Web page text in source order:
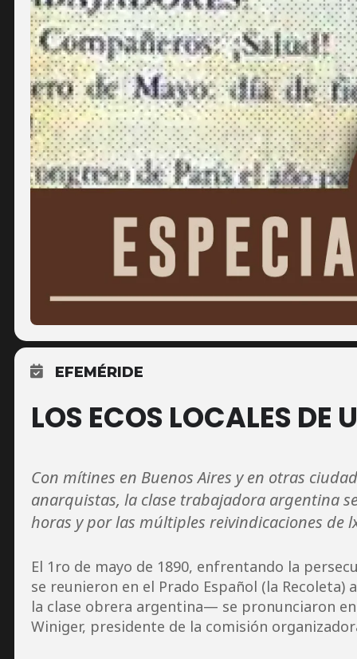
EFEMÉRIDE
LOS ECOS LOCALES DE
Con mítines en Buenos Aires y en otras
anarquistas, la clase trabajadora argentina
horas y por las múltiples reivindicaciones
El 1ro de mayo de 1890, enfrentando la
se reunieron en el Prado Español (la
la clase obrera argentina— se pronunciaron
Winiger, presidente de la comisión